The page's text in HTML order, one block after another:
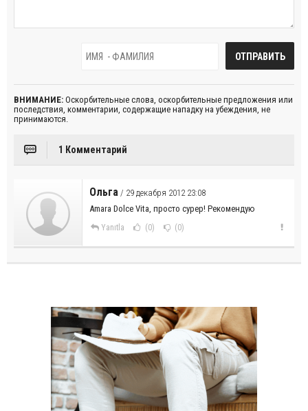
ВНИМАНИЕ: Оскорбительные слова, оскорбительные предложения или
последствия, комментарии, содержащие нападку на убеждения, не
принимаются.
1 Комментарий
Ольга / 29 декабря 2012 23:08
Amara Dolce Vita, просто сурер! Рекомендую
Yanıtla (0) (0)